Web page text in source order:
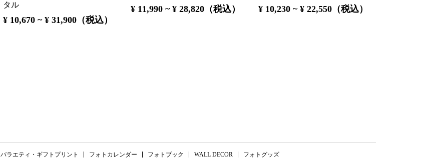
タル
¥ 10,670 ~ ¥ 31,900（税込）
¥ 11,990 ~ ¥ 28,820（税込） ¥ 10,230 ~ ¥ 22,550（税込）
バラエティ・ギフトプリント フォトカレンダー フォトブック WALL DECOR フォトグッズ